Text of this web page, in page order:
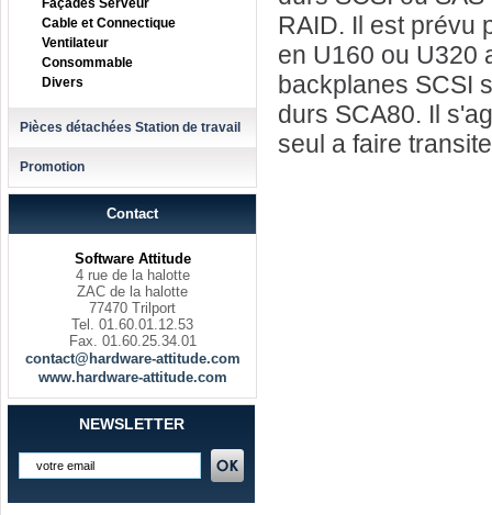
Façades Serveur
Cable et Connectique
Ventilateur
Consommable
Divers
Pièces détachées Station de travail
Promotion
Contact
Software Attitude
4 rue de la halotte
ZAC de la halotte
77470 Trilport
Tel. 01.60.01.12.53
Fax. 01.60.25.34.01
contact@hardware-attitude.com
www.hardware-attitude.com
NEWSLETTER
RAID. Il est prévu
en U160 ou U320
backplanes SCSI
durs SCA80. Il
seul a faire